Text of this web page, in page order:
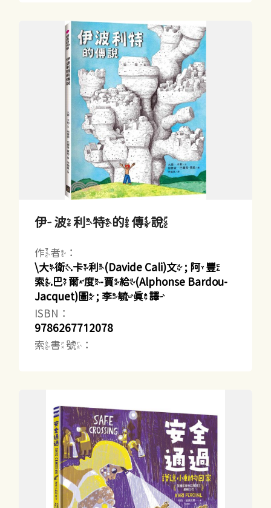
伊波利特的傳說
作者：
\大衛.卡利(Davide Cali)文 ; 阿豐
索.巴爾度-賈給(Alphonse Bardou-
Jacquet)圖 ; 李毓真譯
ISBN：
9786267712078
索書號：